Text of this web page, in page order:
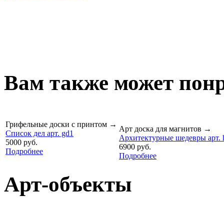
Вам также может
Грифельные доски с принтом →
Список дел арт. gd1
5000 руб.
Подробнее
Арт доска для магнитов →
Архитектурные шедевры арт.
6900 руб.
Подробнее
Арт-объекты